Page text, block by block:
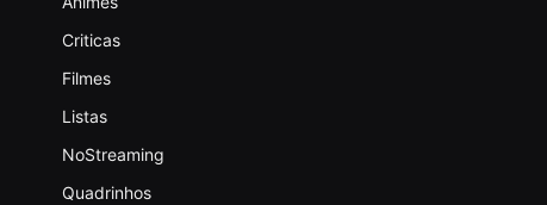
Criticas
Filmes
Listas
NoStreaming
Quadrinhos